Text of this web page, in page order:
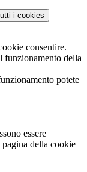
i cookies
consentire.
funzionamento della
potete
essere
della cookie